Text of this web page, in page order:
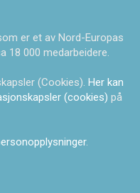
er et av Nord-Europas
18 000 medarbeidere.
(Cookies). Her kan
(cookies) på
.